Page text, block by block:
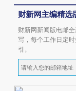
财新网主编精选
财新网新闻版电邮
写，每个工作日定
引。